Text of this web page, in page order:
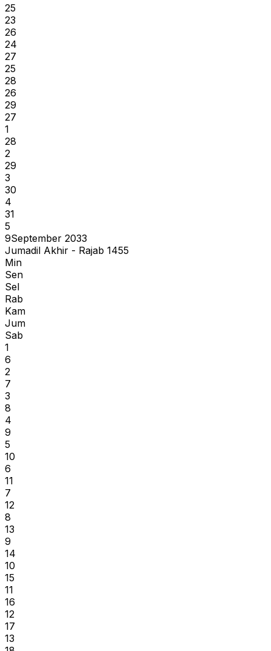
25
23
26
24
27
25
28
26
29
27
1
28
2
29
3
30
4
31
5
9September 2033
Jumadil Akhir - Rajab 1455
Min
Sen
Sel
Rab
Kam
Jum
Sab
1
6
2
7
3
8
4
9
5
10
6
11
7
12
8
13
9
14
10
15
11
16
12
17
13